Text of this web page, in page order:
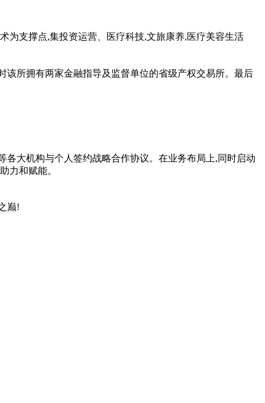
为支撑点,集投资运营、医疗科技,文旅康养,医疗美容生活
该所拥有两家金融指导及监督单位的省级产权交易所。最后
大机构与个人签约战略合作协议。在业务布局上,同时启动
力和赋能。
巅!